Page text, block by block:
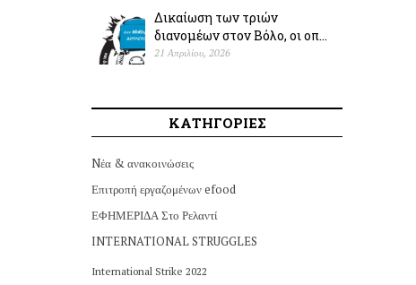
Δικαίωση των τριών
διανομέων στον Βόλο, οι οπ...
21 Απριλίου, 2026
ΚΑΤΗΓΟΡΙΕΣ
Nέα & ανακοινώσεις
Επιτροπή εργαζομένων efood
ΕΦΗΜΕΡΙΔΑ Στο Ρελαντί
INTERNATIONAL STRUGGLES
International Strike 2022